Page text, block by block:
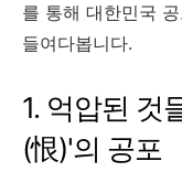
를 통해 대한민국
들여다봅니다.
1. 억압된 것
(恨)'의 공포